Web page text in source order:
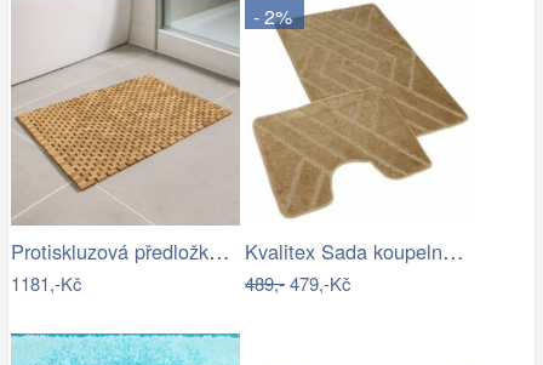
Protiskluzová předložka do koupelny,…
1181,-Kč
- 2%
Kvalitex Sada koupelnových předložek…
489,-479,-Kč